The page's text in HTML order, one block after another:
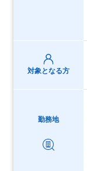
対象となる方
勤務地